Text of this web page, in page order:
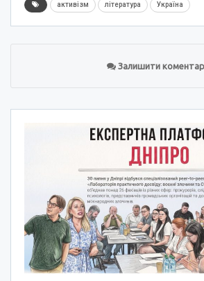
активізм література Україна
Залишити коментар